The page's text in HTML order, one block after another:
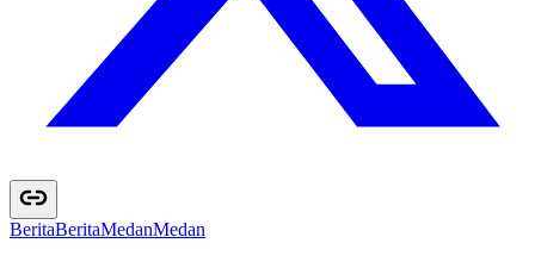
BeritaBeritaMedanMedan